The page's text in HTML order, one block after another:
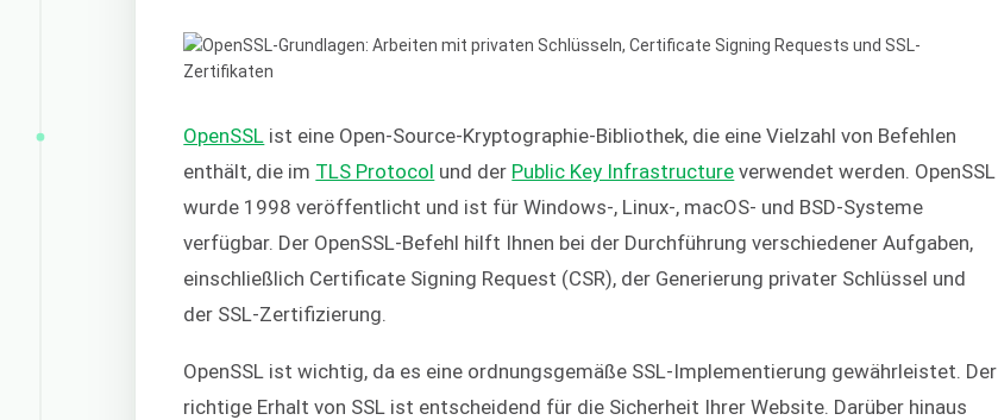
OpenSSL ist eine Open-Source-Kryptographie-Bibliothek, die eine Vielzahl von Befehlen
enthält, die im TLS Protocol und der Public Key Infrastructure verwendet werden. OpenSSL
wurde 1998 veröffentlicht und ist für Windows-, Linux-, macOS- und BSD-Systeme
verfügbar. Der OpenSSL-Befehl hilft Ihnen bei der Durchführung verschiedener Aufgaben,
einschließlich Certificate Signing Request (CSR), der Generierung privater Schlüssel und
der SSL-Zertifizierung.
OpenSSL ist wichtig, da es eine ordnungsgemäße SSL-Implementierung gewährleistet. Der
richtige Erhalt von SSL ist entscheidend für die Sicherheit Ihrer Website. Darüber hinaus